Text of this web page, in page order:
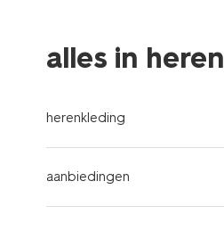
alles in heren
herenkleding
aanbiedingen